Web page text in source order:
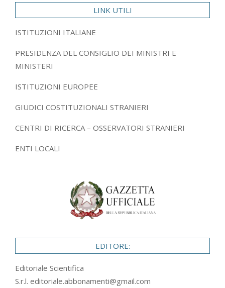
LINK UTILI
ISTITUZIONI ITALIANE
PRESIDENZA DEL CONSIGLIO DEI MINISTRI E
MINISTERI
ISTITUZIONI EUROPEE
GIUDICI COSTITUZIONALI STRANIERI
CENTRI DI RICERCA – OSSERVATORI STRANIERI
ENTI LOCALI
EDITORE:
Editoriale Scientifica
S.r.l. editoriale.abbonamenti@gmail.com